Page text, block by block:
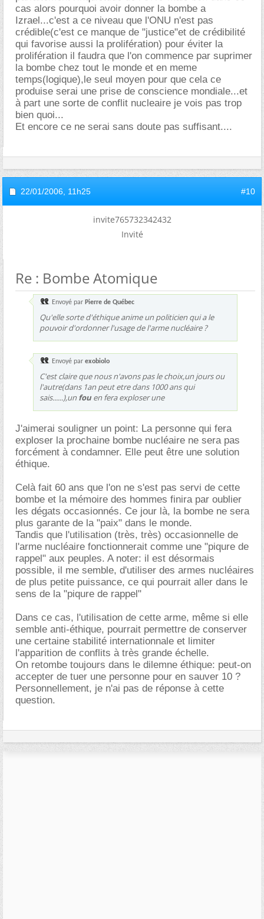
cas alors pourquoi avoir donner la bombe a
Izrael...c'est a ce niveau que l'ONU n'est pas
crédible(c'est ce manque de "justice"et de crédibilité
qui favorise aussi la prolifération) pour éviter la
prolifération il faudra que l'on commence par suprimer
la bombe chez tout le monde et en meme
temps(logique),le seul moyen pour que cela ce
produise serai une prise de conscience mondiale...et
à part une sorte de conflit nucleaire je vois pas trop
bien quoi...
Et encore ce ne serai sans doute pas suffisant....
22/01/2006, 11h25 #10
invite765732342432
Invité
Re : Bombe Atomique
Envoyé par Pierre de Québec
Qu'elle sorte d'éthique anime un politicien qui a le
pouvoir d'ordonner l'usage de l'arme nucléaire ?
Envoyé par exobiolo
C'est claire que nous n'avons pas le choix,un jours ou
l'autre(dans 1an peut etre dans 1000 ans qui
sais......),un fouen fera exploser une
J'aimerai souligner un point: La personne qui fera
exploser la prochaine bombe nucléaire ne sera pas
forcément à condamner. Elle peut être une solution
éthique.
Celà fait 60 ans que l'on ne s'est pas servi de cette
bombe et la mémoire des hommes finira par oublier
les dégats occasionnés. Ce jour là, la bombe ne sera
plus garante de la "paix" dans le monde.
Tandis que l'utilisation (très, très) occasionnelle de
l'arme nucléaire fonctionnerait comme une "piqure de
rappel" aux peuples. A noter: il est désormais
possible, il me semble, d'utiliser des armes nucléaires
de plus petite puissance, ce qui pourrait aller dans le
sens de la "piqure de rappel"
Dans ce cas, l'utilisation de cette arme, même si elle
semble anti-éthique, pourrait permettre de conserver
une certaine stabilité internationnale et limiter
l'apparition de conflits à très grande échelle.
On retombe toujours dans le dilemne éthique: peut-on
accepter de tuer une personne pour en sauver 10 ?
Personnellement, je n'ai pas de réponse à cette
question.